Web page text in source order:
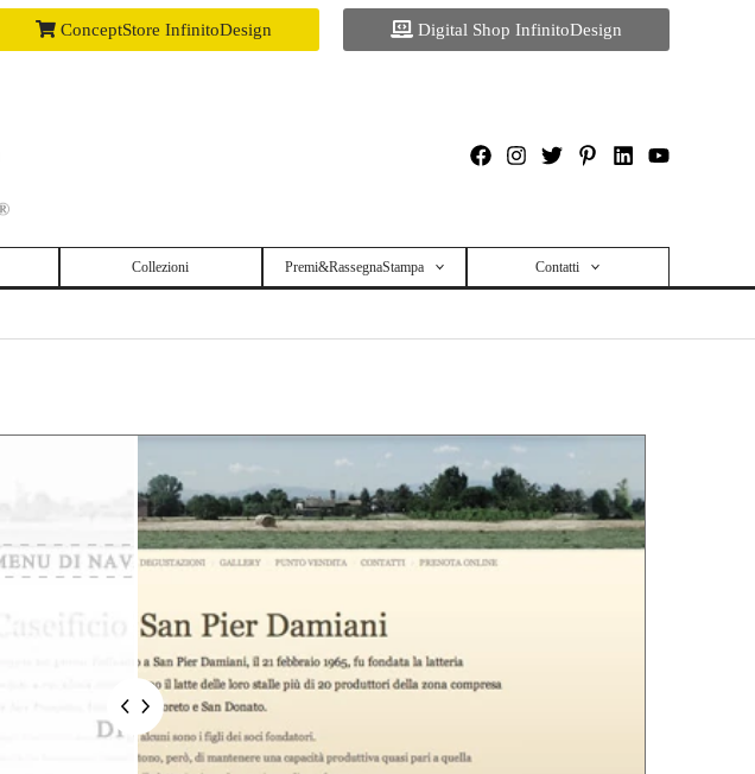
ConceptStore InfinitoDesign Digital Shop InfinitoDesign
Collezioni Premi&RassegnaStampa Contatti